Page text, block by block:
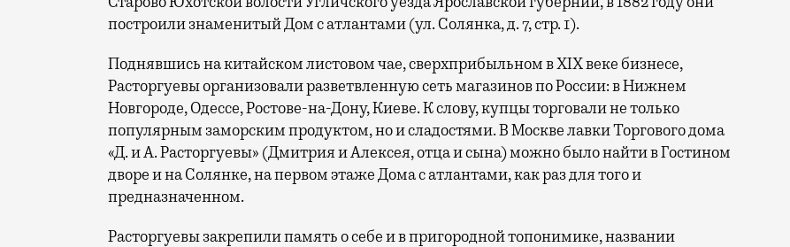
построили знаменитый Дом с атлантами (ул. Солянка, д. 7, стр. 1).
Поднявшись на китайском листовом чае, сверхприбыльном в XIX веке бизнесе,
Расторгуевы организовали разветвленную сеть магазинов по России: в Нижнем
Новгороде, Одессе, Ростове-на-Дону, Киеве. К слову, купцы торговали не только
популярным заморским продуктом, но и сладостями. В Москве лавки Торгового дома
«Д. и А. Расторгуевы» (Дмитрия и Алексея, отца и сына) можно было найти в Гостином
дворе и на Солянке, на первом этаже Дома с атлантами, как раз для того и
предназначенном.
Расторгуевы закрепили память о себе и в пригородной топонимике, названии